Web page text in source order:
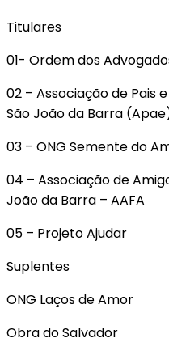
Titulares
01- Ordem dos
02 – Associação de Pais
São João da Barra
03 – ONG Semente do
04 – Associação de
João da Barra – AAFA
05 – Projeto Ajudar
Suplentes
ONG Laços de Amor
Obra do Salvador